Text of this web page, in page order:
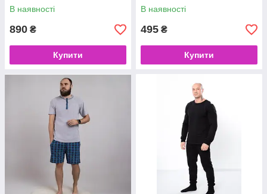
В наявності
890 ₴
Купити
В наявності
495 ₴
Купити